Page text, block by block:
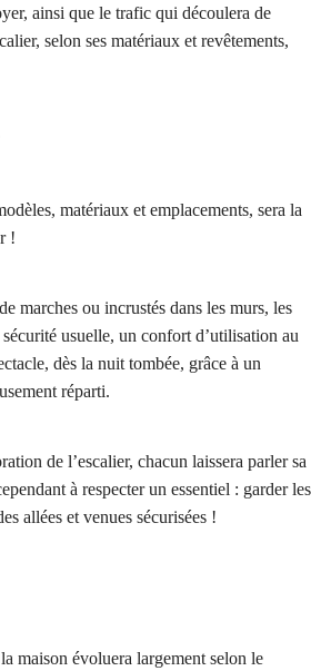
ainsi que le trafic qui découlera de
selon ses matériaux et revêtements,
matériaux et emplacements, sera la
!
marches ou incrustés dans les murs, les
usuelle, un confort d’utilisation au
dès la nuit tombée, grâce à un
réparti.
de l’escalier, chacun laissera parler sa
à respecter un essentiel : garder les
allées et venues sécurisées !
maison évoluera largement selon le